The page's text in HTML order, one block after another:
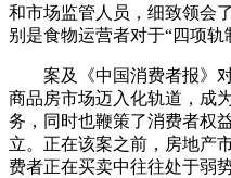
和市场监管人员，细致领会
别是食物运营者对于“四项轨
案及《中国消费者报》对
商品房市场迈入化轨道，成
务，同时也鞭策了消费者权
立。正在该案之前，房地产
费者正在买卖中往往处于弱